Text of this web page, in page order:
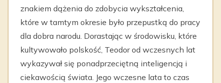
znakiem dążenia do zdobycia wykształcenia,
które w tamtym okresie było przepustką do pracy
dla dobra narodu. Dorastając w środowisku, które
kultywowało polskość, Teodor od wczesnych lat
wykazywał się ponadprzeciętną inteligencją i
ciekawością świata. Jego wczesne lata to czas